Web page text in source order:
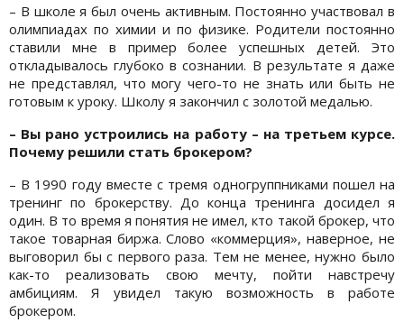
– В школе я был очень активным. Постоянно участвовал в
олимпиадах по химии и по физике. Родители постоянно
ставили мне в пример более успешных детей. Это
откладывалось глубоко в сознании. В результате я даже
не представлял, что могу чего-то не знать или быть не
готовым к уроку. Школу я закончил с золотой медалью.
– Вы рано устроились на работу – на третьем курсе.
Почему решили стать брокером?
– В 1990 году вместе с тремя одногруппниками пошел на
тренинг по брокерству. До конца тренинга досидел я
один. В то время я понятия не имел, кто такой брокер, что
такое товарная биржа. Слово «коммерция», наверное, не
выговорил бы с первого раза. Тем не менее, нужно было
как-то реализовать свою мечту, пойти навстречу
амбициям. Я увидел такую возможность в работе
брокером.